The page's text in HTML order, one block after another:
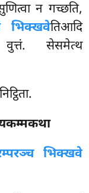
न गच्छति,
भिक्खवेतिआदि
वुत्तं. सेसमेत्थ
भिक्खवे